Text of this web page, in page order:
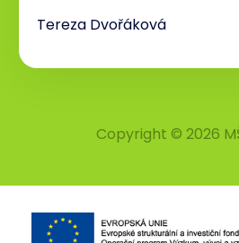
Tereza Dvořáková
Copyright © 2026